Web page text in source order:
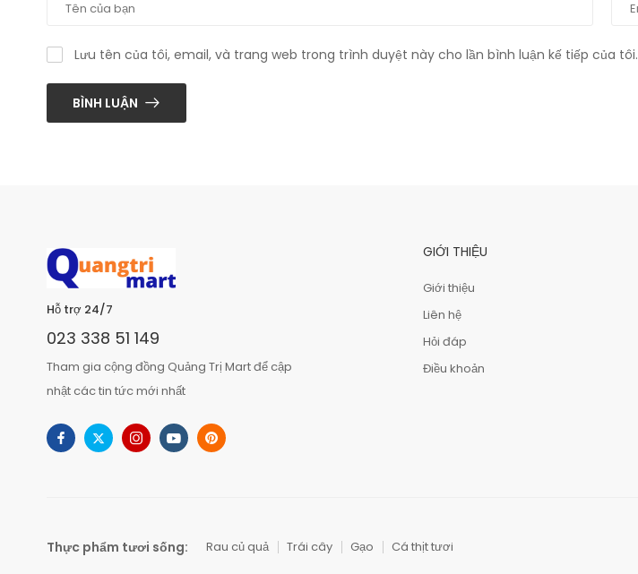
Lưu tên của tôi, email, và trang web trong trình duyệt này cho lần bình luận kế tiếp của tôi.
BÌNH LUẬN
Hỗ trợ 24/7
023 338 51 149
Tham gia cộng đồng Quảng Trị Mart để cập
nhật các tin tức mới nhất
GIỚI THIỆU
Giới thiệu
Liên hệ
Hỏi đáp
Điều khoản
Thực phẩm tươi sống: Rau củ quả Trái cây Gạo Cá thịt tươi